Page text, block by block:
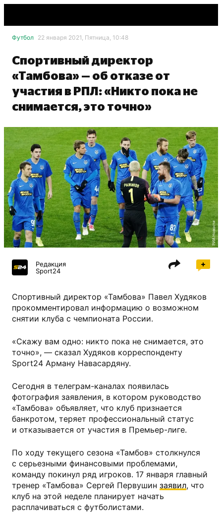
Футбол 22 января 2021, Пятница, 10:48
Спортивный директор
«Тамбова» — об отказе от
участия в РПЛ: «Никто пока не
снимается, это точно»
РИА Новости
Редакция
Sport24
Спортивный директор «Тамбова» Павел Худяков
прокомментировал информацию о возможном
снятии клуба с чемпионата России.
«Скажу вам одно: никто пока не снимается, это
точно», — сказал Худяков корреспонденту
Sport24 Арману Навасардяну.
Сегодня в телеграм-каналах появилась
фотография заявления, в котором руководство
«Тамбова» объявляет, что клуб признается
банкротом, теряет профессиональный статус
и отказывается от участия в Премьер-лиге.
По ходу текущего сезона «Тамбов» столкнулся
с серьезными финансовыми проблемами,
команду покинул ряд игроков. 17 января главный
тренер «Тамбова» Сергей Первушин заявил, что
клуб на этой неделе планирует начать
расплачиваться с футболистами.